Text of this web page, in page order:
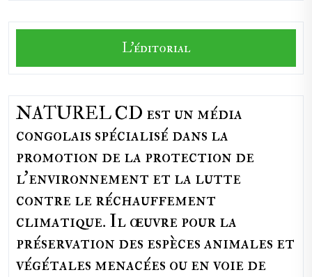
L'éditorial
NATUREL CD est un média
congolais spécialisé dans la
promotion de la protection de
l’environnement et la lutte
contre le réchauffement
climatique. Il œuvre pour la
préservation des espèces animales et
végétales menacées ou en voie de